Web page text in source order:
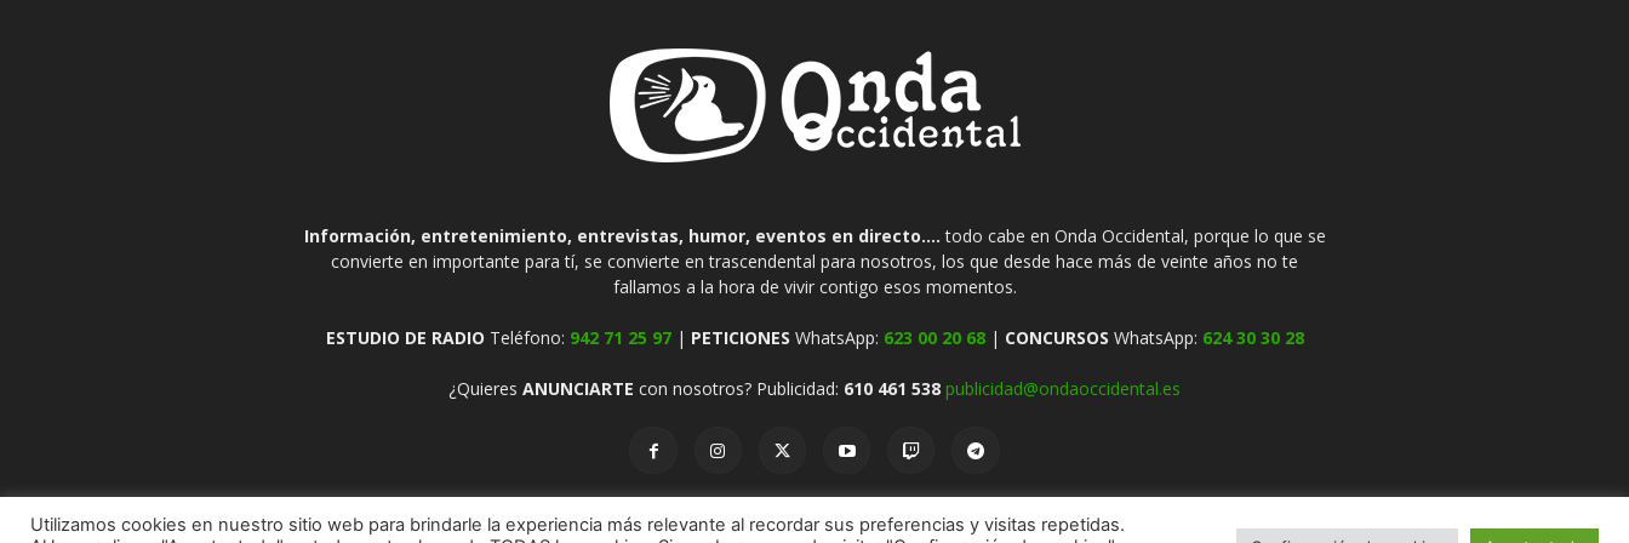
Información, entretenimiento, entrevistas, humor, eventos en directo.... todo cabe en Onda Occidental, porque lo que se
convierte en importante para tí, se convierte en trascendental para nosotros, los que desde hace más de veinte años no te
fallamos a la hora de vivir contigo esos momentos.
ESTUDIO DE RADIO Teléfono: 942 71 25 97| PETICIONES WhatsApp: 623 00 20 68| CONCURSOS WhatsApp: 624 30 30 28
¿Quieres ANUNCIARTE con nosotros? Publicidad: 610 461 538 publicidad@ondaoccidental.es
Utilizamos cookies en nuestro sitio web para brindarle la experiencia más relevante al recordar sus preferencias y visitas repetidas.